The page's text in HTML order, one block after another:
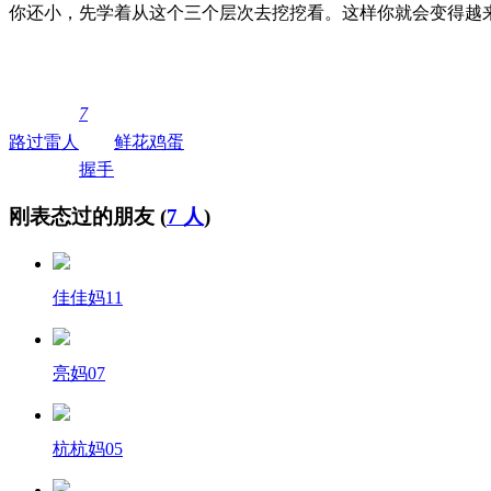
你还小，先学着从这个三个层次去挖挖看。这样你就会变得越
路过雷人
7
握手
鲜花鸡蛋
刚表态过的朋友 (7 人)
佳佳妈11
亮妈07
杭杭妈05